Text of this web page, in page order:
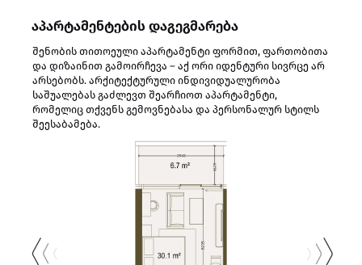
აპარტამენტების დაგეგმარება
შენობის თითოეული აპარტამენტი ფორმით, ფართობითა
და დიზაინით გამოირჩევა – აქ ორი იდენტური სივრცე არ
არსებობს. არქიტექტურული ინდივიდუალურობა
საშუალებას გაძლევთ შეარჩიოთ აპარტამენტი,
რომელიც თქვენს გემოვნებასა და პერსონალურ სტილს
შეესაბამება.